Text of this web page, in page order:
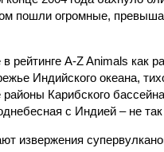
пошли огромные,
рейтинге A-Z Animals как
Индийского океана,
Карибского
с Индией – не
извержения